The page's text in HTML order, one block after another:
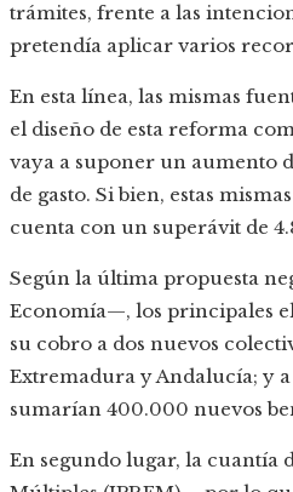
trámites, frente a las
pretendía aplicar varios
En esta línea, las mismas
el diseño de esta reforma
vaya a suponer un aumento
de gasto. Si bien, estas
cuenta con un superávit de
Según la última propuesta
Economía—, los principales
su cobro a dos nuevos
Extremadura y Andalucía; y
sumarían 400.000 nuevos
En segundo lugar, la cuantía